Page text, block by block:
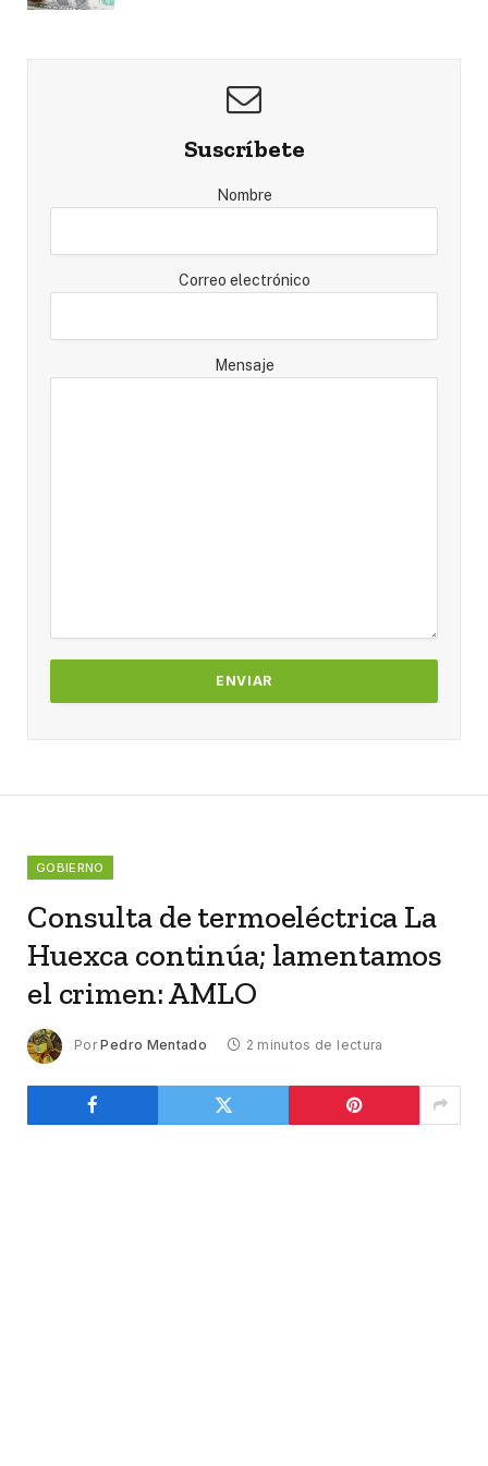
Suscríbete
Nombre
Correo electrónico
Mensaje
GOBIERNO
Consulta de termoeléctrica La
Huexca continúa; lamentamos
el crimen: AMLO
Por Pedro Mentado 2 minutos de lectura